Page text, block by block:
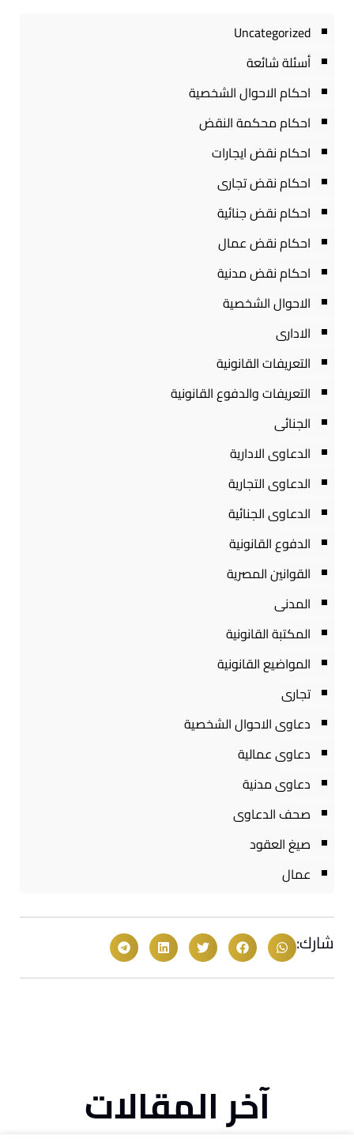
Uncategorized
أسئلة شائعة
احكام الاحوال الشخصية
احكام محكمة النقض
احكام نقض ايجارات
احكام نقض تجارى
احكام نقض جنائية
احكام نقض عمال
احكام نقض مدنية
الاحوال الشخصية
الادارى
التعريفات القانونية
التعريفات والدفوع القانونية
الجنائى
الدعاوى الادارية
الدعاوى التجارية
الدعاوى الجنائية
الدفوع القانونية
القوانين المصرية
المدنى
المكتبة القانونية
المواضيع القانونية
تجارى
دعاوى الاحوال الشخصية
دعاوى عمالية
دعاوى مدنية
صحف الدعاوى
صيغ العقود
عمال
شارك:
آخر المقالات